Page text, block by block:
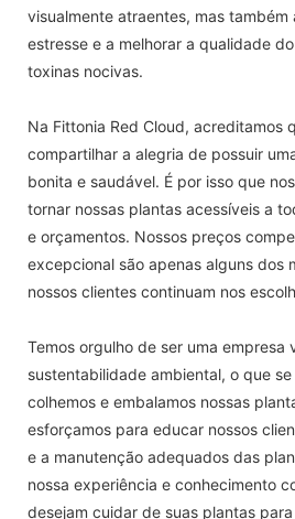
visualmente atraentes, mas também
estresse e a melhorar a qualidade
toxinas nocivas.
Na Fittonia Red Cloud, acreditamos
compartilhar a alegria de possuir
bonita e saudável. É por isso que
tornar nossas plantas acessíveis a
e orçamentos. Nossos preços
excepcional são apenas alguns dos
nossos clientes continuam nos
Temos orgulho de ser uma empresa
sustentabilidade ambiental, o que
colhemos e embalamos nossas
esforçamos para educar nossos
e a manutenção adequados das
nossa experiência e conhecimento
desejam cuidar de suas plantas